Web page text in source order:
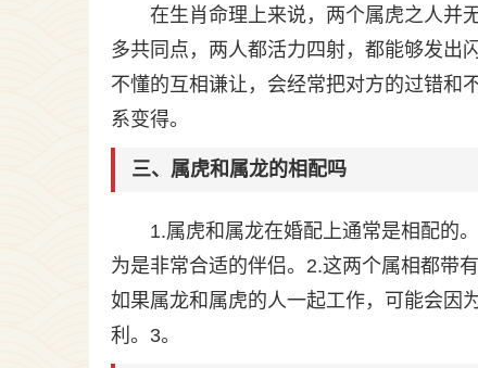
在生肖命理上来说，两个属虎之人并
多共同点，两人都活力四射，都能够发出
不懂的互相谦让，会经常把对方的过错和
系变得。
三、属虎和属龙的相配吗
1.属虎和属龙在婚配上通常是相配的
为是非常合适的伴侣。2.这两个属相都带
如果属龙和属虎的人一起工作，可能会因
利。3。